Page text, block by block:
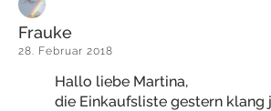
Frauke
28. Februar 2018
Hallo liebe Martina,
die Einkaufsliste gestern klang